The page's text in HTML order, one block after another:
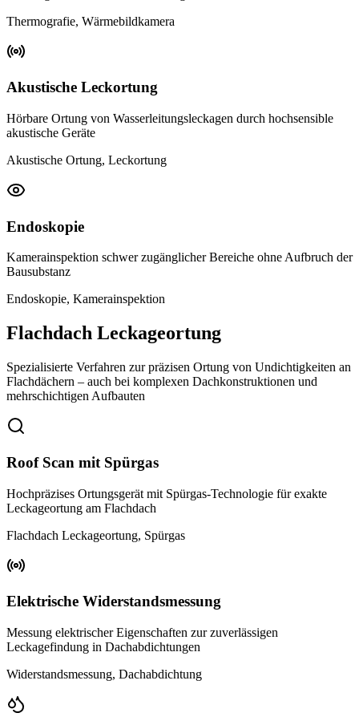
Thermografie, Wärmebildkamera
Akustische Leckortung
Hörbare Ortung von Wasserleitungsleckagen durch hochsensible
akustische Geräte
Akustische Ortung, Leckortung
Endoskopie
Kamerainspektion schwer zugänglicher Bereiche ohne Aufbruch der
Bausubstanz
Endoskopie, Kamerainspektion
Flachdach Leckageortung
Spezialisierte Verfahren zur präzisen Ortung von Undichtigkeiten an
Flachdächern – auch bei komplexen Dachkonstruktionen und
mehrschichtigen Aufbauten
Roof Scan mit Spürgas
Hochpräzises Ortungsgerät mit Spürgas-Technologie für exakte
Leckageortung am Flachdach
Flachdach Leckageortung, Spürgas
Elektrische Widerstandsmessung
Messung elektrischer Eigenschaften zur zuverlässigen
Leckagefindung in Dachabdichtungen
Widerstandsmessung, Dachabdichtung